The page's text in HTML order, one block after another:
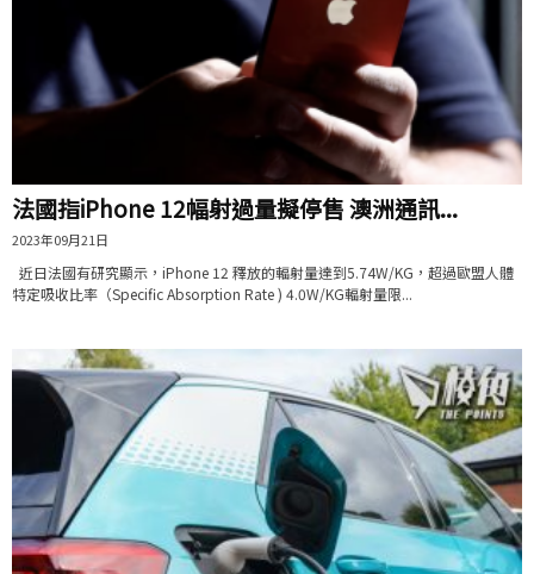
法國指iPhone 12幅射過量擬停售 澳洲通訊...
2023年09月21日
近日法國有研究顯示，iPhone 12 釋放的輻射量達到5.74W/KG，超過歐盟人體
特定吸收比率（Specific Absorption Rate ) 4.0W/KG輻射量限...